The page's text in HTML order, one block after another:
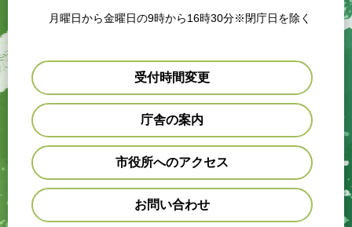
月曜日から金曜日の9時から16時30分※閉庁日を除く
受付時間変更
庁舎の案内
市役所へのアクセス
お問い合わせ